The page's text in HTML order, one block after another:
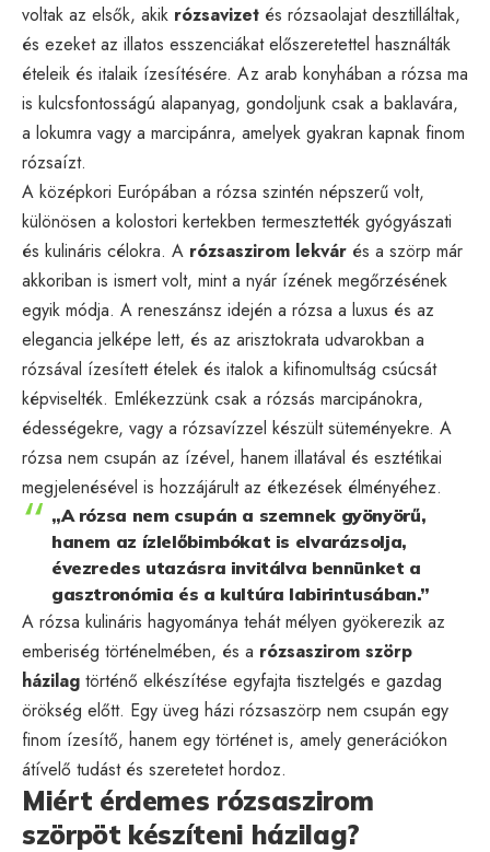
voltak az elsők, akik rózsavizet és rózsaolajat desztilláltak,
és ezeket az illatos esszenciákat előszeretettel használták
ételeik és italaik ízesítésére. Az arab konyhában a rózsa ma
is kulcsfontosságú alapanyag, gondoljunk csak a baklavára,
a lokumra vagy a marcipánra, amelyek gyakran kapnak finom
rózsaízt.
A középkori Európában a rózsa szintén népszerű volt,
különösen a kolostori kertekben termesztették gyógyászati
és kulináris célokra. A rózsaszirom lekvár és a szörp már
akkoriban is ismert volt, mint a nyár ízének megőrzésének
egyik módja. A reneszánsz idején a rózsa a luxus és az
elegancia jelképe lett, és az arisztokrata udvarokban a
rózsával ízesített ételek és italok a kifinomultság csúcsát
képviselték. Emlékezzünk csak a rózsás marcipánokra,
édességekre, vagy a rózsavízzel készült süteményekre. A
rózsa nem csupán az ízével, hanem illatával és esztétikai
megjelenésével is hozzájárult az étkezések élményéhez.
„A rózsa nem csupán a szemnek gyönyörű,
hanem az ízlelőbimbókat is elvarázsolja,
évezredes utazásra invitálva bennünket a
gasztronómia és a kultúra labirintusában.”
A rózsa kulináris hagyománya tehát mélyen gyökerezik az
emberiség történelmében, és a rózsaszirom szörp
házilag történő elkészítése egyfajta tisztelgés e gazdag
örökség előtt. Egy üveg házi rózsaszörp nem csupán egy
finom ízesítő, hanem egy történet is, amely generációkon
átívelő tudást és szeretetet hordoz.
Miért érdemes rózsaszirom
szörpöt készíteni házilag?